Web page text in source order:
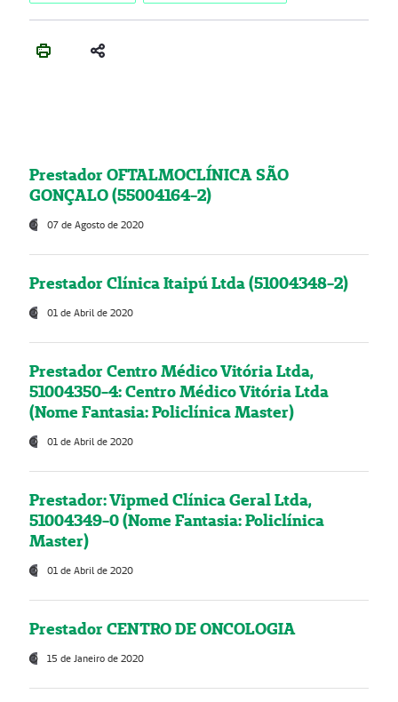
Prestador OFTALMOCLÍNICA SÃO
GONÇALO (55004164-2)
07 de Agosto de 2020
Prestador Clínica Itaipú Ltda (51004348-2)
01 de Abril de 2020
Prestador Centro Médico Vitória Ltda,
51004350-4: Centro Médico Vitória Ltda
(Nome Fantasia: Policlínica Master)
01 de Abril de 2020
Prestador: Vipmed Clínica Geral Ltda,
51004349-0 (Nome Fantasia: Policlínica
Master)
01 de Abril de 2020
Prestador CENTRO DE ONCOLOGIA
15 de Janeiro de 2020